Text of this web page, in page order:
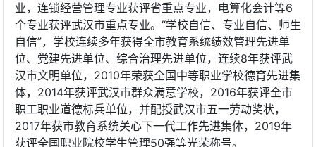
业，连锁经营管理专业获评省重点专业，电算化会计等6
个专业获评武汉市重点专业。“学校自信、专业自信、师生
自信”，学校连续多年获得全市教育系统绩效管理先进单
位、党建先进单位、综合治理先进单位，连续8年获评武
汉市文明单位，2010年荣获全国中等职业学校德育先进集
体，2014年获评武汉市群众满意学校，2016年获评全市
职工职业道德标兵单位，并配授武汉市五一劳动奖状，
2017年获市教育系统关心下一代工作先进集体，2019年
获评全国职业院校学生管理50强等光荣称号。